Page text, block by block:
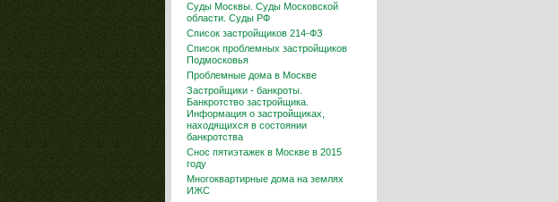
Суды Москвы. Суды Московской
области. Суды РФ
Список застройщиков 214-ФЗ
Список проблемных застройщиков
Подмосковья
Проблемные дома в Москве
Застройщики - банкроты.
Банкротство застройщика.
Информация о застройщиках,
находящихся в состоянии
банкротства
Снос пятиэтажек в Москве в 2015
году
Многоквартирные дома на землях
ИЖС